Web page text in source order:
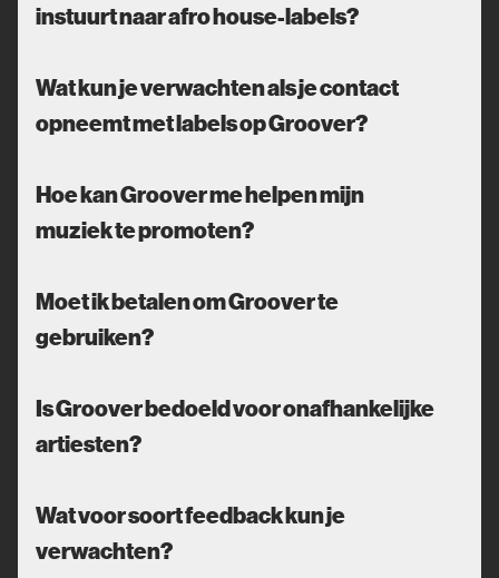
instuurt naar afro house-labels?
Wat kun je verwachten als je contact
opneemt met labels op Groover?
Hoe kan Groover me helpen mijn
muziek te promoten?
Moet ik betalen om Groover te
gebruiken?
Is Groover bedoeld voor onafhankelijke
artiesten?
Wat voor soort feedback kun je
verwachten?